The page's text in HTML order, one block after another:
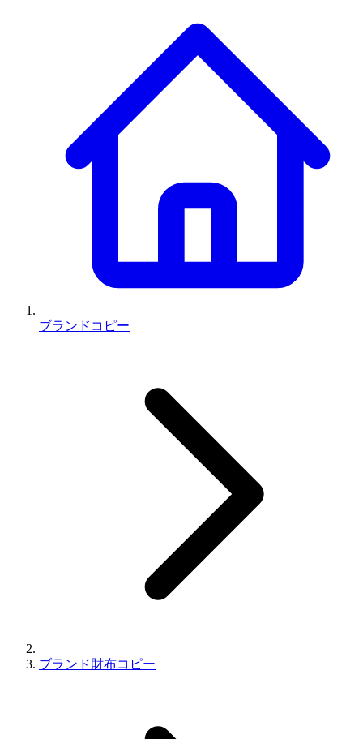
ブランドコピー
ブランド財布コピー